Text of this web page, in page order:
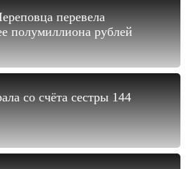
перевела
полумиллиона рублей
со счёта сестры 144